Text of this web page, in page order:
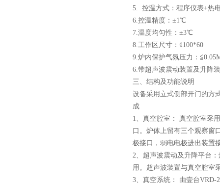
5. 控温方式：程序仪表+热
6.控温精度：±1℃
7.温度均匀性：±3℃
8.工作区尺寸：¢100*60
9.炉内保护气氛压力：
6.带超声波震动装置及升降
三、结构及功能说明
设备采用立式侧部开门的方
成
1、真空腔室： 真空腔室采
口。炉体上留有三个观察窗
极接口，弱电电极进出装置
2、超声波震动及升降平台
用。超声波装置与真空腔室
3、真空系统： 由壹台VRD-